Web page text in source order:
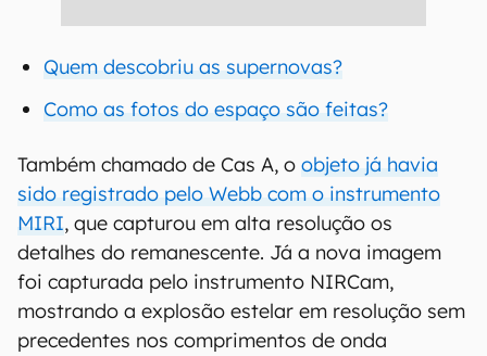
Quem descobriu as supernovas?
Como as fotos do espaço são feitas?
Também chamado de Cas A, o objeto já havia
sido registrado pelo Webb com o instrumento
MIRI, que capturou em alta resolução os
detalhes do remanescente. Já a nova imagem
foi capturada pelo instrumento NIRCam,
mostrando a explosão estelar em resolução sem
precedentes nos comprimentos de onda